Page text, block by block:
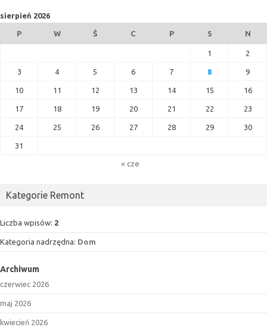
sierpień 2026
P W Ś C P S N
1 2
3 4 5 6 7 8 9
10 11 12 13 14 15 16
17 18 19 20 21 22 23
24 25 26 27 28 29 30
31
« cze
Kategorie Remont
Liczba wpisów: 2
Kategoria nadrzędna: Dom
Archiwum
czerwiec 2026
maj 2026
kwiecień 2026